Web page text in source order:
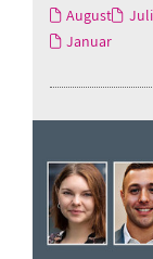
August Juli
Januar